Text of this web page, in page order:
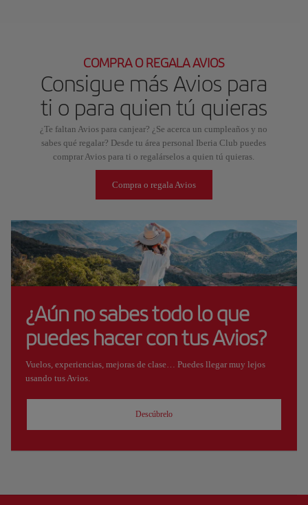
COMPRA O REGALA AVIOS
Consigue más Avios para
ti o para quien tú quieras
¿Te faltan Avios para canjear? ¿Se acerca un cumpleaños y no
sabes qué regalar? Desde tu área personal Iberia Club puedes
comprar Avios para ti o regalárselos a quien tú quieras.
Compra o regala Avios
¿Aún no sabes todo lo que
puedes hacer con tus Avios?
Vuelos, experiencias, mejoras de clase… Puedes llegar muy lejos
usando tus Avios.
Descúbrelo